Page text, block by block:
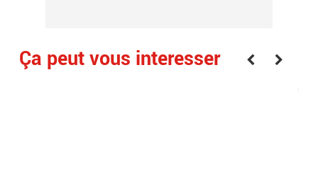
Ça peut vous interesser